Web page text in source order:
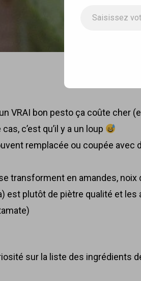
VRAI bon pesto ça coûte cher
c’est qu’il y a un loup
remplacée ou coupée
transforment en amandes, noix
est plutôt de piètre qualité et
sur la liste des ingrédients